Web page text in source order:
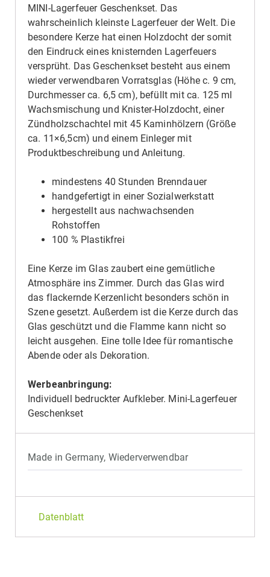
MINI-Lagerfeuer Geschenkset. Das
wahrscheinlich kleinste Lagerfeuer der Welt. Die
besondere Kerze hat einen Holzdocht der somit
den Eindruck eines knisternden Lagerfeuers
versprüht. Das Geschenkset besteht aus einem
wieder verwendbaren Vorratsglas (Höhe c. 9 cm,
Durchmesser ca. 6,5 cm), befüllt mit ca. 125 ml
Wachsmischung und Knister-Holzdocht, einer
Zündholzschachtel mit 45 Kaminhölzern (Größe
ca. 11×6,5cm) und einem Einleger mit
Produktbeschreibung und Anleitung.
mindestens 40 Stunden Brenndauer
handgefertigt in einer Sozialwerkstatt
hergestellt aus nachwachsenden
Rohstoffen
100 % Plastikfrei
Eine Kerze im Glas zaubert eine gemütliche
Atmosphäre ins Zimmer. Durch das Glas wird
das flackernde Kerzenlicht besonders schön in
Szene gesetzt. Außerdem ist die Kerze durch das
Glas geschützt und die Flamme kann nicht so
leicht ausgehen. Eine tolle Idee für romantische
Abende oder als Dekoration.
Werbeanbringung:
Individuell bedruckter Aufkleber. Mini-Lagerfeuer
Geschenkset
Made in Germany, Wiederverwendbar
Datenblatt